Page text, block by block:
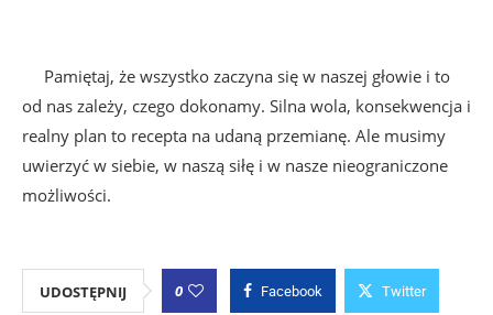
Pamiętaj, że wszystko zaczyna się w naszej głowie i to
od nas zależy, czego dokonamy. Silna wola, konsekwencja i
realny plan to recepta na udaną przemianę. Ale musimy
uwierzyć w siebie, w naszą siłę i w nasze nieograniczone
możliwości.
UDOSTĘPNIJ 0 Facebook Twitter